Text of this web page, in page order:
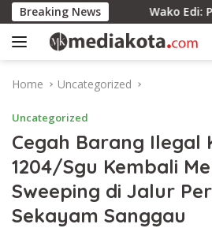
Skip
to
content
Breaking NewsWako Edi:
Home Uncategorized
Uncategorized
Cegah Barang Ilegal
1204/Sgu Kembali
Sweeping di Jalur
Sekayam Sanggau